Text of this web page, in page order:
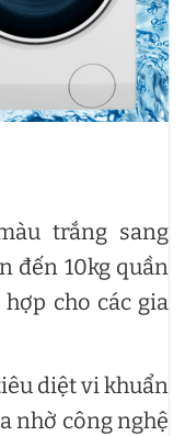
trắng sang
đến 10kg quần
cho các gia
diệt vi khuẩn
nhờ công nghệ